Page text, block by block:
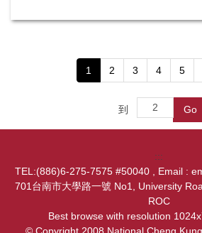
1 2 3 4 5
到 Go
:::
TEL:(886)6-275-7575 #50040 , Email :
701台南市大學路一號 No1, University
ROC
Best browse with resolution